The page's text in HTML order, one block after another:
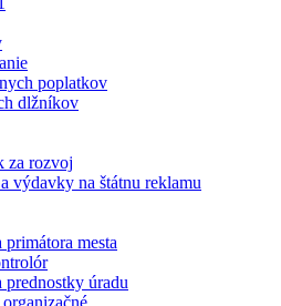
poplatkov
dlžníkov
za rozvoj
výdavky na štátnu reklamu
mesta
prednostky úradu